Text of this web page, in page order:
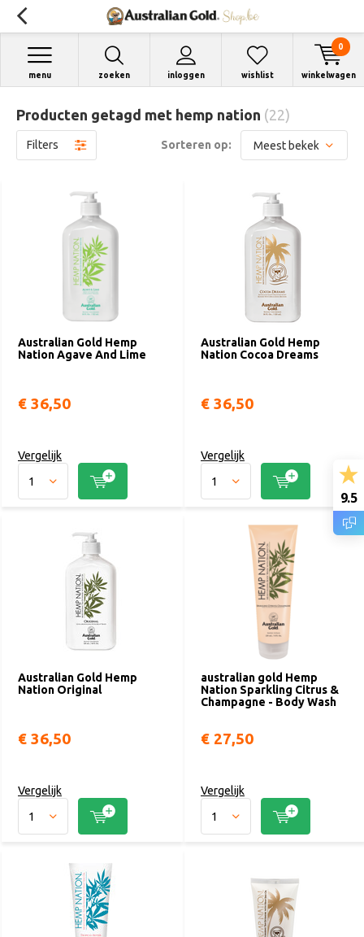
zoeken inloggen
menu wishlist winkelwagen
0
Producten getagd met hemp nation (22)
Filters Sorteren op:
Australian Gold Hemp
Nation Agave And Lime
€ 36,50
Vergelijk
Australian Gold Hemp
Nation Cocoa Dreams
€ 36,50
Vergelijk
Australian Gold Hemp
Nation Original
€ 36,50
Vergelijk
australian gold Hemp
Nation Sparkling Citrus &
Champagne - Body Wash
€ 27,50
Vergelijk
9.5